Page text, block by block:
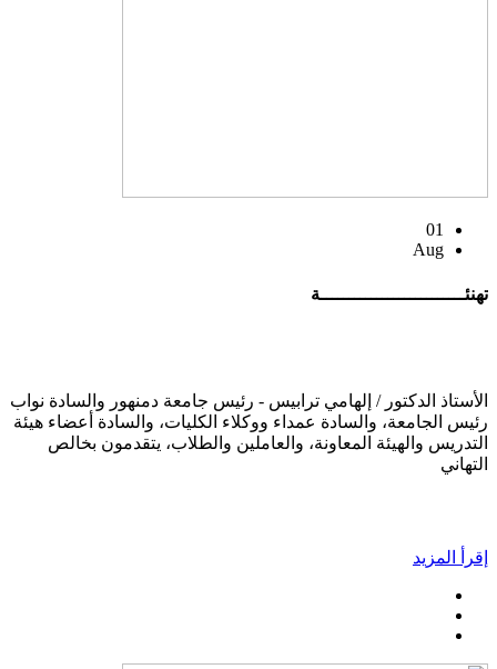
01
Aug
تهنئــــــــــــــــــــــــــة
الأستاذ الدكتور / إلهامي ترابيس - رئيس جامعة دمنهور والسادة نواب
رئيس الجامعة، والسادة عمداء ووكلاء الكليات، والسادة أعضاء هيئة
التدريس والهيئة المعاونة، والعاملين والطلاب، يتقدمون بخالص
التهاني
إقرأ المزيد